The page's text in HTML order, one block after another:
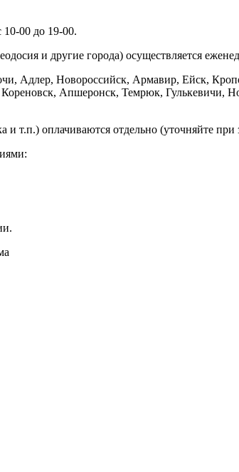
10-00 до 19-00.
и другие города) осуществляется
Адлер, Новороссийск, Армавир, Ейск,
Апшеронск, Темрюк,
т.п.) оплачиваются отдельно (уточняйте при